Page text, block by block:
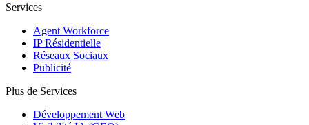
Services
Agent Workforce
IP Résidentielle
Réseaux Sociaux
Publicité
Plus de Services
Développement Web